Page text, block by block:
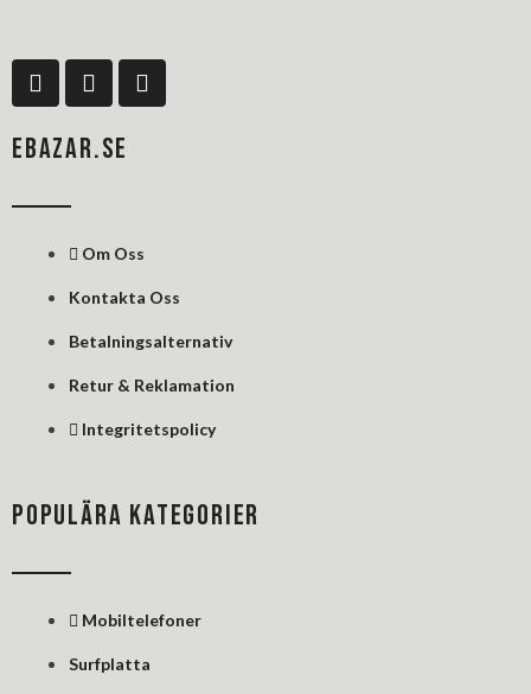
F
a
e
b
o
L
i
k
e
-
n
P
i
t
EBAZAR.SE
Om Oss
Kontakta Oss
Betalningsalternativ
Retur & Reklamation
Integritetspolicy
POPULÄRA KATEGORIER
Mobiltelefoner
Surfplatta